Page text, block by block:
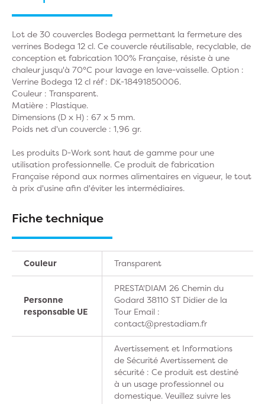
Lot de 30 couvercles Bodega permettant la fermeture des
verrines Bodega 12 cl. Ce couvercle réutilisable, recyclable, de
conception et fabrication 100% Française, résiste à une
chaleur jusqu'à 70°C pour lavage en lave-vaisselle. Option :
Verrine Bodega 12 cl réf : DK-18491850006.
Couleur : Transparent.
Matière : Plastique.
Dimensions (D x H) : 67 x 5 mm.
Poids net d'un couvercle : 1,96 gr.
Les produits D-Work sont haut de gamme pour une
utilisation professionnelle. Ce produit de fabrication
Française répond aux normes alimentaires en vigueur, le tout
à prix d'usine afin d'éviter les intermédiaires.
Fiche technique
Couleur Transparent
Personne
responsable UE
PRESTA'DIAM 26 Chemin du
Godard 38110 ST Didier de la
Tour Email :
contact@prestadiam.fr
Avertissement et Informations
de Sécurité Avertissement de
sécurité : Ce produit est destiné
à un usage professionnel ou
domestique. Veuillez suivre les